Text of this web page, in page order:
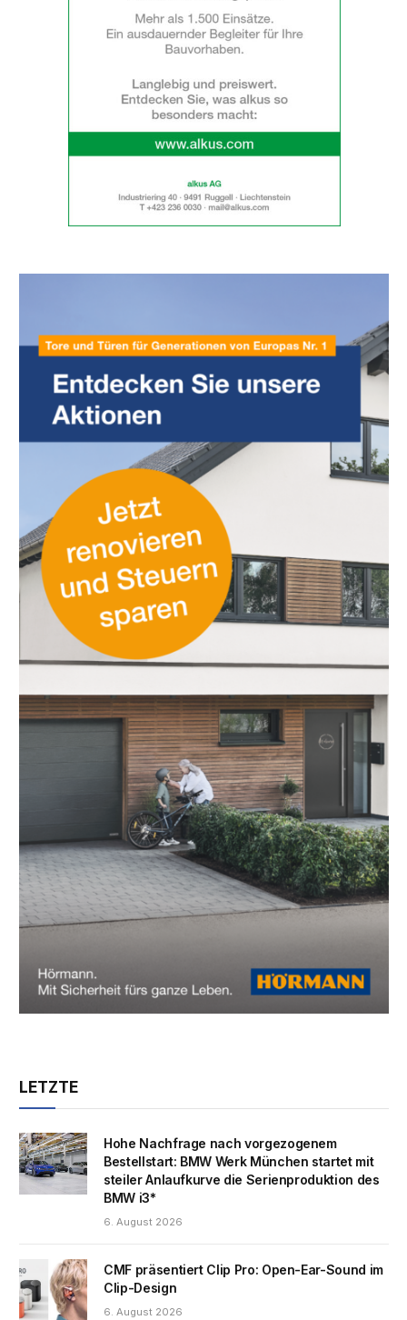
LETZTE
Hohe Nachfrage nach vorgezogenem
Bestellstart: BMW Werk München startet mit
steiler Anlaufkurve die Serienproduktion des
BMW i3*
6. August 2026
CMF präsentiert Clip Pro: Open-Ear-Sound im
Clip-Design
6. August 2026